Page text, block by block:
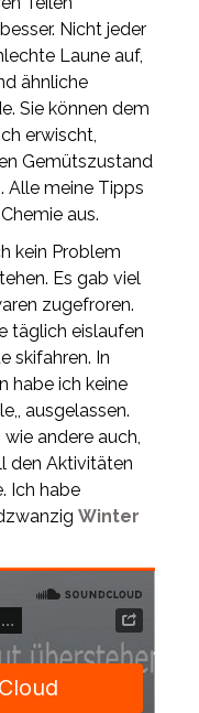
Nicht jeder
Laune auf,
ähnliche
Sie können dem
erwischt,
Gemütszustand
Alle meine Tipps
aus.
kein Problem
Es gab viel
zugefroren.
täglich eislaufen
skifahren. In
habe ich keine
ausgelassen.
andere auch,
den Aktivitäten
Ich habe
Winter